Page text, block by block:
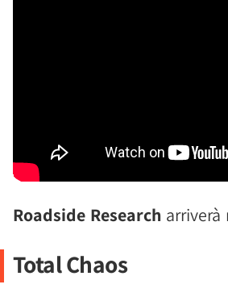
Roadside Research arriverà
Total Chaos